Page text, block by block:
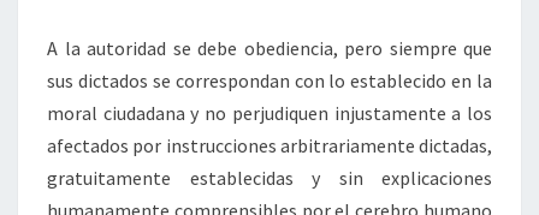
A la autoridad se debe obediencia, pero siempre que
sus dictados se correspondan con lo establecido en la
moral ciudadana y no perjudiquen injustamente a los
afectados por instrucciones arbitrariamente dictadas,
gratuitamente establecidas y sin explicaciones
humanamente comprensibles por el cerebro humano